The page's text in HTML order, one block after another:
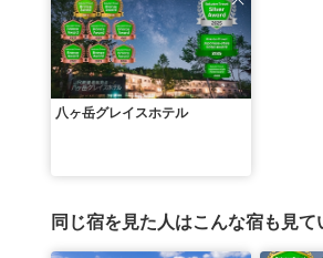
八ヶ岳グレイスホテル
同じ宿を見た人はこんな宿も見て